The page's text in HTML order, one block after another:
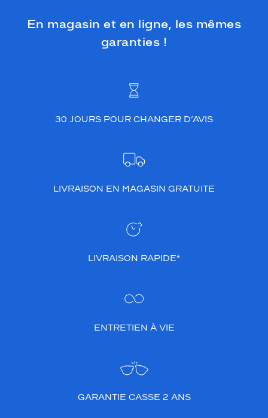
En magasin et en ligne, les mêmes
garanties !
30 JOURS POUR CHANGER D’AVIS
LIVRAISON EN MAGASIN GRATUITE
LIVRAISON RAPIDE*
ENTRETIEN À VIE
GARANTIE CASSE 2 ANS